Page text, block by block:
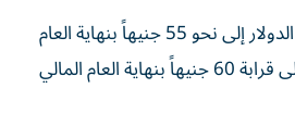
ورجحت الوكالة أن يصل الدولار إلى نحو 55 جنيهاً بنهاية العام
المالي الحالي، ثم يرتفع إلى قرابة 60 جنيهاً بنهاية العام المالي